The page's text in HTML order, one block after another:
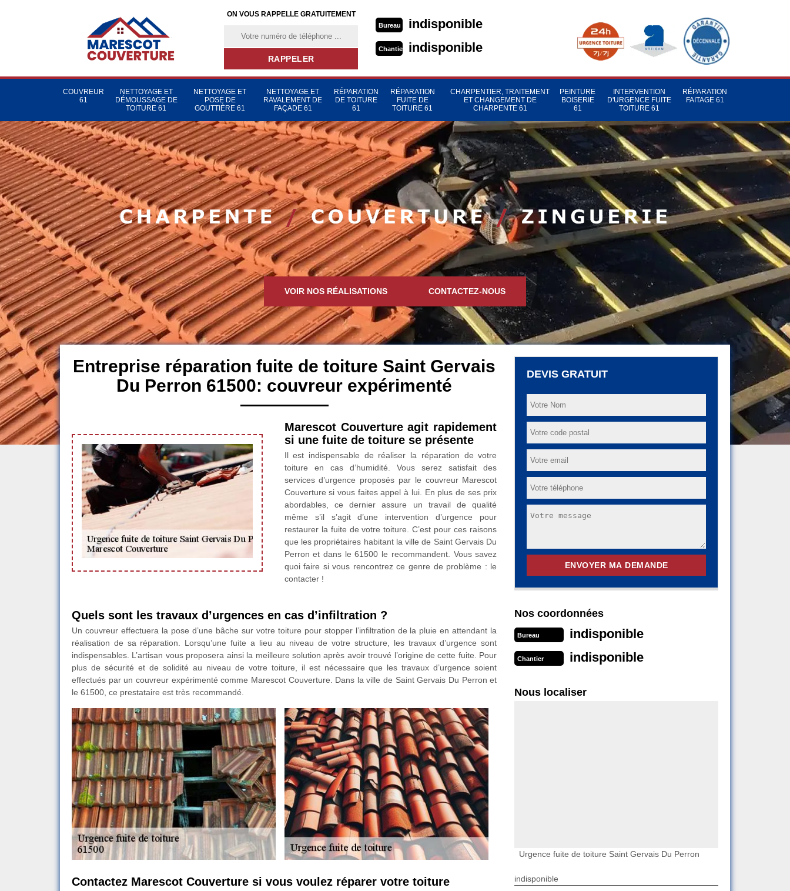
ON VOUS RAPPELLE GRATUITEMENT
Bureau indisponible
Chantier indisponible
COUVREUR
61
NETTOYAGE ET
DÉMOUSSAGE DE
TOITURE 61
NETTOYAGE ET
POSE DE
GOUTTIÈRE 61
NETTOYAGE ET
RAVALEMENT DE
FAÇADE 61
RÉPARATION
DE TOITURE
61
RÉPARATION
FUITE DE
TOITURE 61
CHARPENTIER, TRAITEMENT
ET CHANGEMENT DE
CHARPENTE 61
PEINTURE
BOISERIE
61
INTERVENTION
D'URGENCE FUITE
TOITURE 61
RÉPARATION
FAITAGE 61
VOIR NOS RÉALISATIONS CONTACTEZ-NOUS
Entreprise réparation fuite de toiture Saint Gervais
Du Perron 61500: couvreur expérimenté
Marescot Couverture agit rapidement
si une fuite de toiture se présente
Il est indispensable de réaliser la réparation de votre
toiture en cas d’humidité. Vous serez satisfait des
services d’urgence proposés par le couvreur Marescot
Couverture si vous faites appel à lui. En plus de ses prix
abordables, ce dernier assure un travail de qualité
même s’il s’agit d’une intervention d’urgence pour
restaurer la fuite de votre toiture. C’est pour ces raisons
que les propriétaires habitant la ville de Saint Gervais Du
Perron et dans le 61500 le recommandent. Vous savez
quoi faire si vous rencontrez ce genre de problème : le
contacter !
Quels sont les travaux d’urgences en cas d’infiltration ?
Un couvreur effectuera la pose d’une bâche sur votre toiture pour stopper l’infiltration de la pluie en attendant la
réalisation de sa réparation. Lorsqu’une fuite a lieu au niveau de votre structure, les travaux d’urgence sont
indispensables. L’artisan vous proposera ainsi la meilleure solution après avoir trouvé l’origine de cette fuite. Pour
plus de sécurité et de solidité au niveau de votre toiture, il est nécessaire que les travaux d’urgence soient
effectués par un couvreur expérimenté comme Marescot Couverture. Dans la ville de Saint Gervais Du Perron et
le 61500, ce prestataire est très recommandé.
Contactez Marescot Couverture si vous voulez réparer votre toiture
DEVIS GRATUIT
Nos coordonnées
Bureau indisponible
Chantier indisponible
Nous localiser
Urgence fuite de toiture Saint Gervais Du Perron
indisponible